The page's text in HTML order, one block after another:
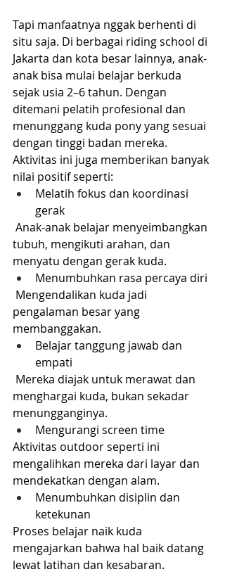
Tapi manfaatnya nggak berhenti di
situ saja. Di berbagai riding school di
Jakarta dan kota besar lainnya, anak-
anak bisa mulai belajar berkuda
sejak usia 2–6 tahun. Dengan
ditemani pelatih profesional dan
menunggang kuda pony yang sesuai
dengan tinggi badan mereka.
Aktivitas ini juga memberikan banyak
nilai positif seperti:
Melatih fokus dan koordinasi
gerak
Anak-anak belajar menyeimbangkan
tubuh, mengikuti arahan, dan
menyatu dengan gerak kuda.
Menumbuhkan rasa percaya diri
Mengendalikan kuda jadi
pengalaman besar yang
membanggakan.
Belajar tanggung jawab dan
empati
Mereka diajak untuk merawat dan
menghargai kuda, bukan sekadar
menungganginya.
Mengurangi screen time
Aktivitas outdoor seperti ini
mengalihkan mereka dari layar dan
mendekatkan dengan alam.
Menumbuhkan disiplin dan
ketekunan
Proses belajar naik kuda
mengajarkan bahwa hal baik datang
lewat latihan dan kesabaran.